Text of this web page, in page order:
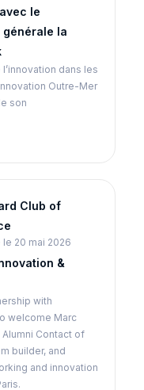
le
générale la
dans les
Outre-Mer
son
Club of
le 20 mai 2026
&
with
welcome Marc
Alumni Contact of
builder, and
and innovation